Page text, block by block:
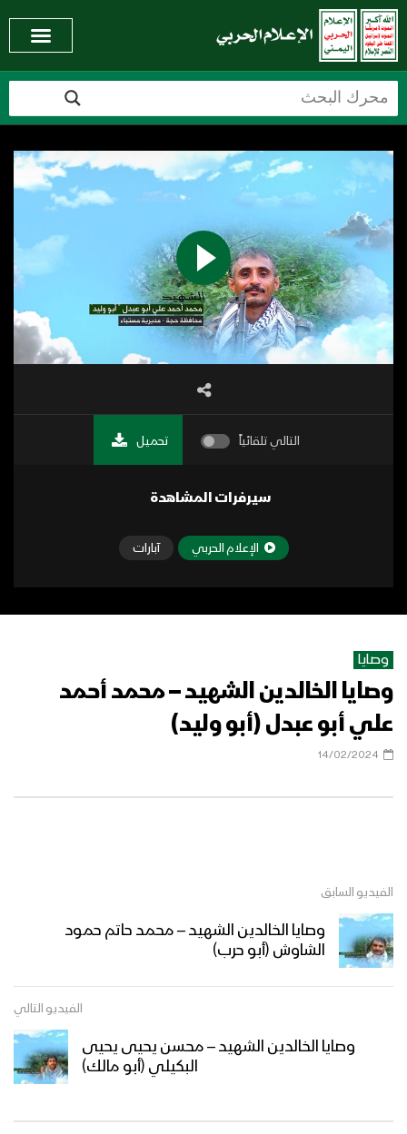
التالي تلقائياً تحميل
سيرفرات المشاهدة
الإعلام الحربي آبارات
وصايا
وصايا الخالدين الشهيد – محمد أحمد
علي أبو عبدل (أبو وليد)
14/02/2024
الفيديو السابق
وصايا الخالدين الشهيد – محمد حاتم حمود
الشاوش (أبو حرب)
الفيديو التالي
وصايا الخالدين الشهيد – محسن يحيى يحيى
البكيلي (أبو مالك)